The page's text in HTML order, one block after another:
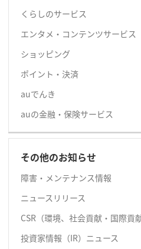
くらしのサービス
エンタメ・コンテンツサービス
ショッピング
ポイント・決済
auでんき
auの金融・保険サービス
その他のお知らせ
障害・メンテナンス情報
ニュースリリース
CSR（環境、社会貢献・国際貢献
投資家情報（IR）ニュース